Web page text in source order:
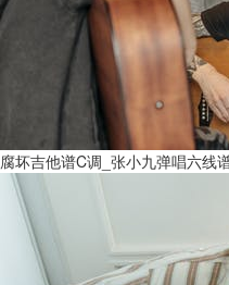
腐坏吉他谱C调_张小九弹唱六线